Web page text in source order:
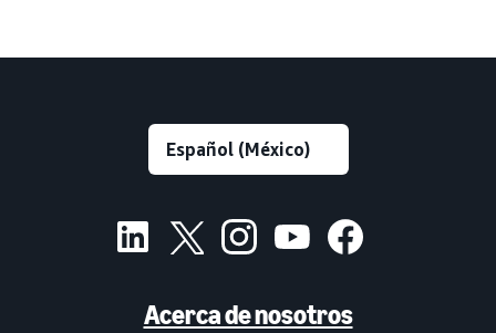
Acerca de nosotros